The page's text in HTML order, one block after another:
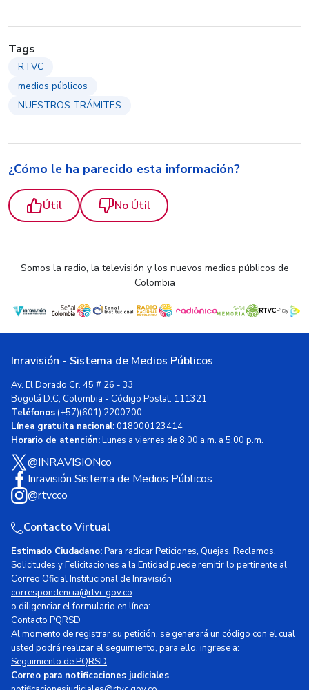
Tags
RTVC
medios públicos
NUESTROS TRÁMITES
¿Cómo le ha parecido esta información?
Útil No Útil
Somos la radio, la televisión y los nuevos medios públicos de
Colombia
Inravisión - Sistema de Medios Públicos
Av. El Dorado Cr. 45 # 26 - 33
Bogotá D.C, Colombia - Código Postal: 111321
Teléfonos(+57)(601) 2200700
Línea gratuita nacional:018000123414
Horario de atención:Lunes a viernes de 8:00 a.m. a 5:00 p.m.
@INRAVISIONco
Inravisión Sistema de Medios Públicos
@rtvcco
Contacto Virtual
Estimado Ciudadano:Para radicar Peticiones, Quejas, Reclamos,
Solicitudes y Felicitaciones a la Entidad puede remitir lo pertinente al
Correo Oficial Institucional de Inravisión
correspondencia@rtvc.gov.co
o diligenciar el formulario en línea:
Contacto PQRSD
Al momento de registrar su petición, se generará un código con el cual
usted podrá realizar el seguimiento, para ello, ingrese a:
Seguimiento de PQRSD
Correo para notificaciones judiciales